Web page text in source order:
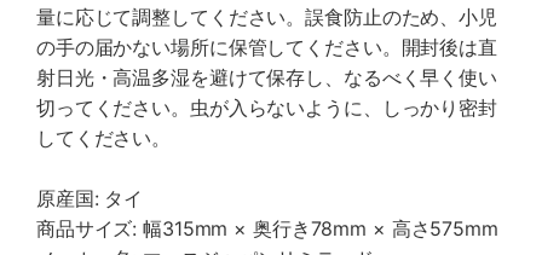
量に応じて調整してください。誤食防止のため、小児
の手の届かない場所に保管してください。開封後は直
射日光・高温多湿を避けて保存し、なるべく早く使い
切ってください。虫が入らないように、しっかり密封
してください。
原産国: タイ
商品サイズ: 幅315mm × 奥行き78mm × 高さ575mm